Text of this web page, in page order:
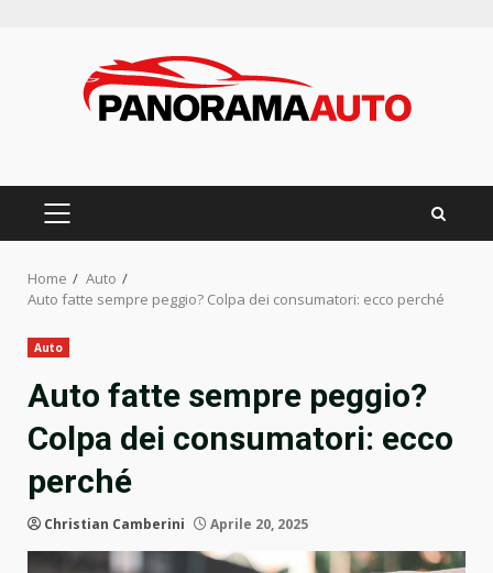
PRIMARY
Home
Auto
Auto fatte sempre peggio? Colpa dei consumatori: ecco perché
Auto
Auto fatte sempre peggio?
Colpa dei consumatori: ecco
perché
Christian Camberini Aprile 20, 2025